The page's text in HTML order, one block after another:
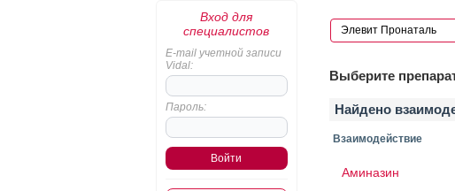
Вход для
специалистов
E-mail учетной записи
Vidal:
Пароль:
Выберите
Найдено
Взаимодействие
Аминазин